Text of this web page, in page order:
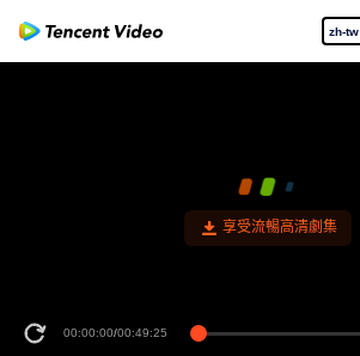
zh-tw
享受流暢高清劇集
00:00:00/00:49:25